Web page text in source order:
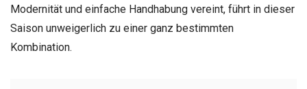
Modernität und einfache Handhabung vereint, führt in dieser
Saison unweigerlich zu einer ganz bestimmten
Kombination.